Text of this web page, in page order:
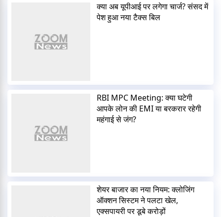
क्या अब यूपीआई पर लगेगा चार्ज? संसद में
पेश हुआ नया टैक्स बिल
RBI MPC Meeting: क्या घटेगी
आपके लोन की EMI या बरकरार रहेगी
महंगाई से जंग?
शेयर बाजार का नया नियम: क्लोजिंग
ऑक्शन सिस्टम ने पलटा खेल,
एक्सपायरी पर डूबे करोड़ों